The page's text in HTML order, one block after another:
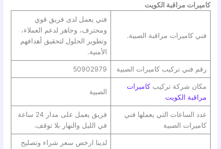
كاميرات مراقبة الكويت
فني كاميرات مراقبة الصبية.
فني يعمل لدى فريق قوي
ومحترف، وجاهز لدعم العملاء،
وتطوير الحلول لتحقيق أهدافهم
الأمنية.
رقم فني تركيب كاميرات الصبية 50902979
مكان شركة تركيب كاميرات
مراقبة الكويت
الصبية
عدد الساعات التي يعملها فني
كاميرات الصبية
فريق يعمل على مدار 24 ساعة
في الليل والنهار بلا توقف.
لدينا ارخص سعر شراء وتصليح